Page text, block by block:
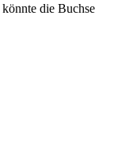
die Buchse